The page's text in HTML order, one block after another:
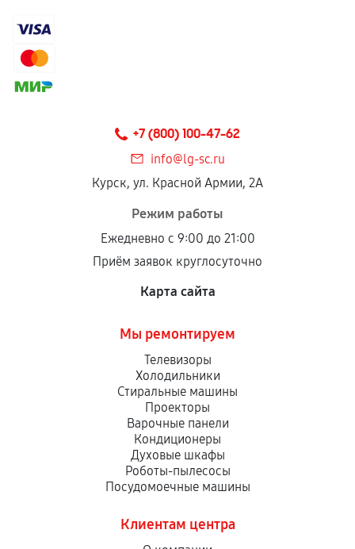
+7 (800) 100-47-62
info@lg-sc.ru
Курск, ул. Красной Армии, 2А
Режим работы
Ежедневно с 9:00 до 21:00
Приём заявок круглосуточно
Карта сайта
Мы ремонтируем
Телевизоры
Холодильники
Стиральные машины
Проекторы
Варочные панели
Кондиционеры
Духовые шкафы
Роботы-пылесосы
Посудомоечные машины
Клиентам центра